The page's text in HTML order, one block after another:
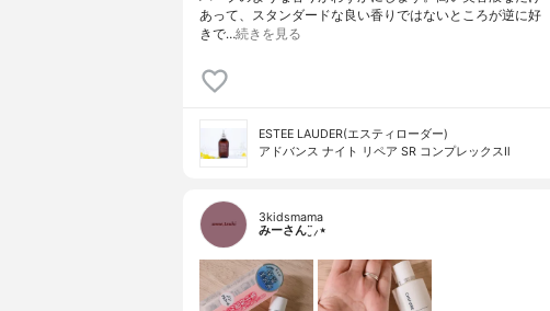
あって、スタンダードな良い香りではないところが逆に好
きで…続きを見る
ESTEE LAUDER(エスティローダー)
アドバンス ナイト リペア SR コンプレックスⅡ
3kidsmama
みーさん¨̮⸝⋆